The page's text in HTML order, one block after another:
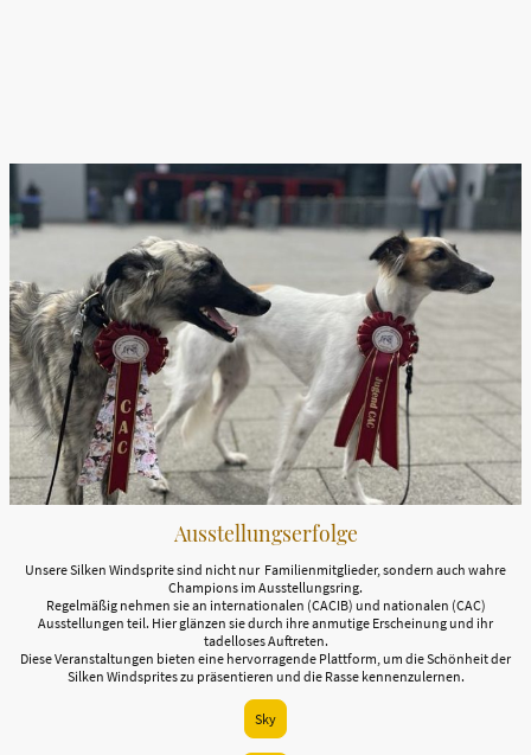
Ausstellungserfolge
Unsere Silken Windsprite sind nicht nur Familienmitglieder, sondern auch wahre
Champions im Ausstellungsring.
Regelmäßig nehmen sie an internationalen (CACIB) und nationalen (CAC)
Ausstellungen teil. Hier glänzen sie durch ihre anmutige Erscheinung und ihr
tadelloses Auftreten.
Diese Veranstaltungen bieten eine hervorragende Plattform, um die Schönheit der
Silken Windsprites zu präsentieren und die Rasse kennenzulernen.
Sky